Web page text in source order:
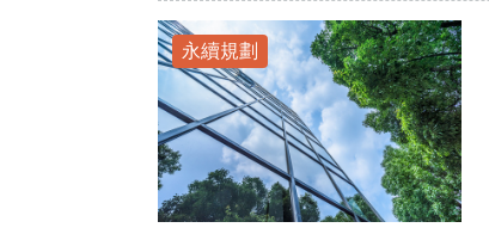
永續規劃